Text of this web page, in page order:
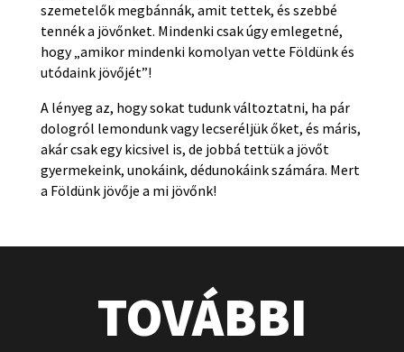
szemetelők megbánnák, amit tettek, és szebbé
tennék a jövőnket. Mindenki csak úgy emlegetné,
hogy „amikor mindenki komolyan vette Földünk és
utódaink jövőjét”!
A lényeg az, hogy sokat tudunk változtatni, ha pár
dologról lemondunk vagy lecseréljük őket, és máris,
akár csak egy kicsivel is, de jobbá tettük a jövőt
gyermekeink, unokáink, dédunokáink számára. Mert
a Földünk jövője a mi jövőnk!
TOVÁBBI